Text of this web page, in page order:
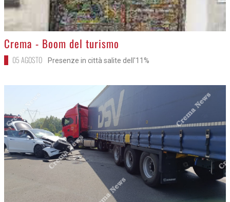
>
Crema - Boom del turismo
05 AGOSTO Presenze in città salite dell'11%